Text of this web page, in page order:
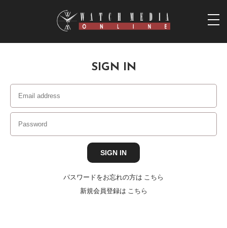
SIGN IN
パスワードをお忘れの方は こちら
新規会員登録は こちら